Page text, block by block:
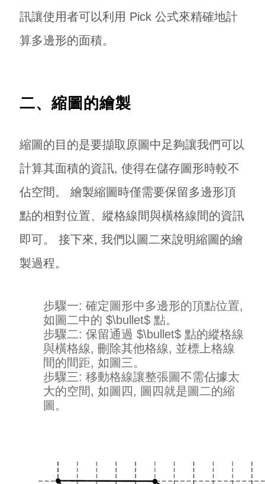
訊讓使用者可以利用 Pick 公式來精確地計
算多邊形的面積。
二、縮圖的繪製
縮圖的目的是要擷取原圖中足夠讓我們可以
計算其面積的資訊, 使得在儲存圖形時較不
佔空間。 繪製縮圖時僅需要保留多邊形頂
點的相對位置、縱格線間與橫格線間的資訊
即可。 接下來, 我們以圖二來說明縮圖的繪
製過程。
步驟一: 確定圖形中多邊形的頂點位置,
如圖二中的 $\bullet$ 點。
步驟二: 保留通過 $\bullet$ 點的縱格線
與橫格線, 刪除其他格線, 並標上格線
間的間距, 如圖三。
步驟三: 移動格線讓整張圖不需佔據太
大的空間, 如圖四, 圖四就是圖二的縮
圖。